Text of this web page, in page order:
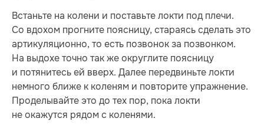
Встаньте на колени и поставьте локти под плечи.
Со вдохом прогните поясницу, стараясь сделать это
артикуляционно, то есть позвонок за позвонком.
На выдохе точно так же округлите поясницу
и потянитесь ей вверх. Далее передвиньте локти
немного ближе к коленям и повторите упражнение.
Проделывайте это до тех пор, пока локти
не окажутся рядом с коленями.